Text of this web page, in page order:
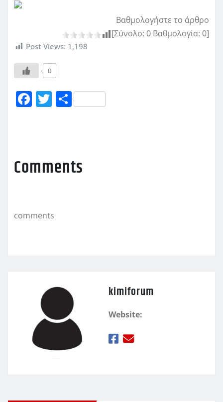
Βαθμολογήστε το άρθρο
[Σύνολο: 0 Βαθμολογία: 0]
Post Views: 1,198
0
F
b
o
k
T
r
Μ
σ
τ
Comments
comments
kimiforum
Website: